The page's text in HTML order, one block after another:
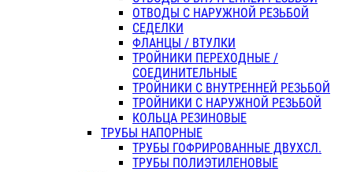
ОТВОДЫ С НАРУЖНОЙ РЕЗЬБОЙ
СЕДЕЛКИ
ФЛАНЦЫ / ВТУЛКИ
ТРОЙНИКИ ПЕРЕХОДНЫЕ /
СОЕДИНИТЕЛЬНЫЕ
ТРОЙНИКИ С ВНУТРЕННЕЙ РЕЗЬБОЙ
ТРОЙНИКИ С НАРУЖНОЙ РЕЗЬБОЙ
КОЛЬЦА РЕЗИНОВЫЕ
ТРУБЫ НАПОРНЫЕ
ТРУБЫ ГОФРИРОВАННЫЕ ДВУХСЛ.
ТРУБЫ ПОЛИЭТИЛЕНОВЫЕ